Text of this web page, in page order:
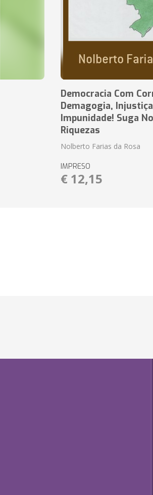
Democracia Com
Demagogia,
Impunidade! Suga
Riquezas
Nolberto Farias da Rosa
IMPRESO
€ 12,15